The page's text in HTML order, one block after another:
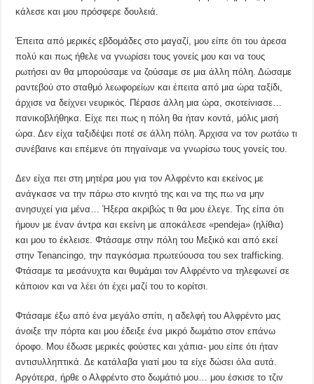
κάλεσε και μου πρόσφερε δουλειά.
Έπειτα από μερικές εβδομάδες στο μαγαζί, μου είπε ότι του άρεσα
πολύ και πως ήθελε να γνωρίσει τους γονείς μου και να τους
ρωτήσει αν θα μπορούσαμε να ζούσαμε σε μια άλλη πόλη. Δώσαμε
ραντεβού στο σταθμό λεωφορείων και έπειτα από μια ώρα ταξίδι,
άρχισε να δείχνει νευρικός. Πέρασε άλλη μια ώρα, σκοτείνιασε…
πανικοβλήθηκα. Είχε πει πως η πόλη θα ήταν κοντά, μόλις μισή
ώρα. Δεν είχα ταξιδέψει ποτέ σε άλλη πόλη. Άρχισα να τον ρωτάω τι
συνέβαινε και επέμενε ότι πηγαίναμε να γνωρίσω τους γονείς του.
Δεν είχα πει στη μητέρα μου για τον Αλφρέντο και εκείνος με
ανάγκασε να την πάρω στο κινητό της και να της πω να μην
ανησυχεί για μένα… Ήξερα ακριβώς τι θα μου έλεγε. Της είπα ότι
ήμουν με έναν άντρα και εκείνη με αποκάλεσε «pendeja» (ηλίθια)
και μου το έκλεισε. Φτάσαμε στην πόλη του Μεξικό και από εκεί
στην Tenancingo, την παγκόσμια πρωτεύουσα του sex trafficking.
Φτάσαμε τα μεσάνυχτα και θυμάμαι τον Αλφρέντο να τηλεφωνεί σε
κάποιον και να λέει ότι έχει μαζί του το κορίτσι.
Φτάσαμε έξω από ένα μεγάλο σπίτι, η αδελφή του Αλφρέντο μας
άνοιξε την πόρτα και μου έδειξε ένα μικρό δωμάτιο στον επάνω
όροφο. Μου έδωσε μερικές φούστες και χάπια- μου είπε ότι ήταν
αντισυλληπτικά. Δε κατάλαβα γιατί μου τα είχε δώσει όλα αυτά.
Αργότερα, ήρθε ο Αλφρέντο στο δωμάτιό μου… μου έσκισε το τζιν